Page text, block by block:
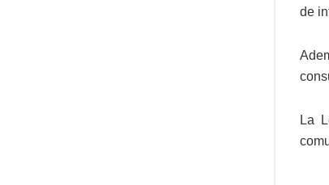
de
La